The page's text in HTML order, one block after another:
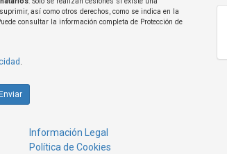
así como otros derechos, como se indica en la
consultar la información completa de Protección de
.
Enviar
Información Legal
Política de Cookies